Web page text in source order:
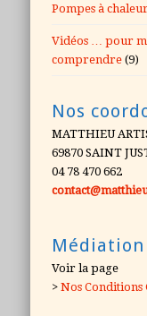
Pompes à
Vidéos … pour
comprendre (9)
Nos
MATTHIEU
69870 SAINT
04 78 470 662
Voir la page
>Nos Conditions